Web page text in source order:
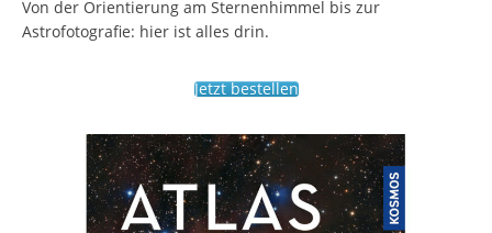
Von der Orientierung am Sternenhimmel bis zur
Astrofotografie: hier ist alles drin.
Jetzt bestellen